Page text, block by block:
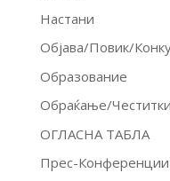
Настани
Објава/Повик/
Образование
Обраќање/Честитки
ОГЛАСНА ТАБЛА
Прес-Конференции